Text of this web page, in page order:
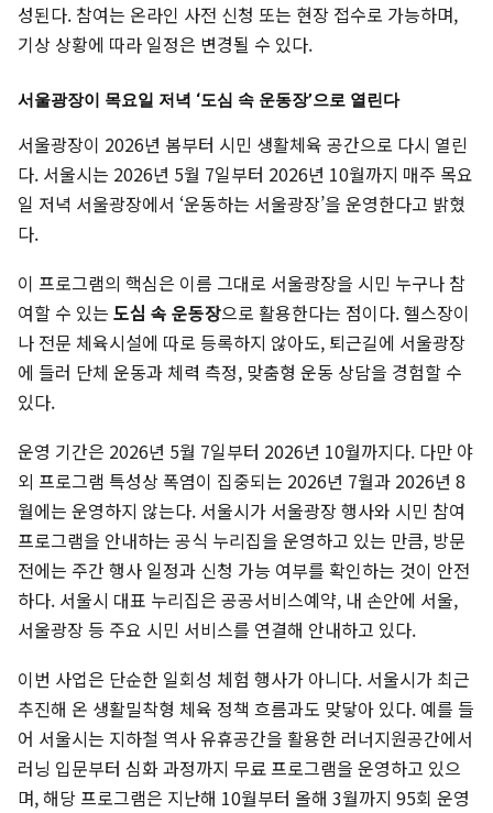
성된다. 참여는 온라인 사전 신청 또는 현장 접수로 가능하며,
기상 상황에 따라 일정은 변경될 수 있다.
서울광장이 목요일 저녁 ‘도심 속 운동장’으로 열린다
서울광장이 2026년 봄부터 시민 생활체육 공간으로 다시 열린
다. 서울시는 2026년 5월 7일부터 2026년 10월까지 매주 목요
일 저녁 서울광장에서 ‘운동하는 서울광장’을 운영한다고 밝혔
다.
이 프로그램의 핵심은 이름 그대로 서울광장을 시민 누구나 참
여할 수 있는 도심 속 운동장으로 활용한다는 점이다. 헬스장이
나 전문 체육시설에 따로 등록하지 않아도, 퇴근길에 서울광장
에 들러 단체 운동과 체력 측정, 맞춤형 운동 상담을 경험할 수
있다.
운영 기간은 2026년 5월 7일부터 2026년 10월까지다. 다만 야
외 프로그램 특성상 폭염이 집중되는 2026년 7월과 2026년 8
월에는 운영하지 않는다. 서울시가 서울광장 행사와 시민 참여
프로그램을 안내하는 공식 누리집을 운영하고 있는 만큼, 방문
전에는 주간 행사 일정과 신청 가능 여부를 확인하는 것이 안전
하다. 서울시 대표 누리집은 공공서비스예약, 내 손안에 서울,
서울광장 등 주요 시민 서비스를 연결해 안내하고 있다.
이번 사업은 단순한 일회성 체험 행사가 아니다. 서울시가 최근
추진해 온 생활밀착형 체육 정책 흐름과도 맞닿아 있다. 예를 들
어 서울시는 지하철 역사 유휴공간을 활용한 러너지원공간에서
러닝 입문부터 심화 과정까지 무료 프로그램을 운영하고 있으
며, 해당 프로그램은 지난해 10월부터 올해 3월까지 95회 운영